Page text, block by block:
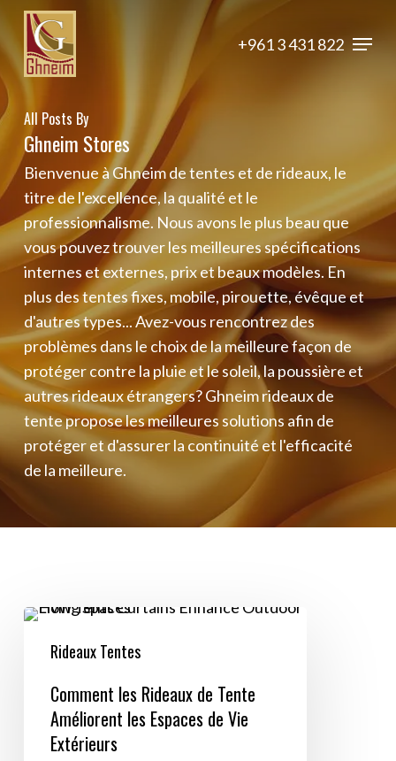
Skip
main
content
+961 3 431 822 Menu
All Posts By
Ghneim Stores
Bienvenue à Ghneim de tentes et de rideaux, le
titre de l'excellence, la qualité et le
professionnalisme. Nous avons le plus beau que
vous pouvez trouver les meilleures spécifications
internes et externes, prix et beaux modèles. En
plus des tentes fixes, mobile, pirouette, évêque et
d'autres types... Avez-vous rencontrez des
problèmes dans le choix de la meilleure façon de
protéger contre la pluie et le soleil, la poussière et
autres rideaux étrangers? Ghneim rideaux de
tente propose les meilleures solutions afin de
protéger et d'assurer la continuité et l'efficacité
de la meilleure.
Comment
Tente
Améliorent
Rideaux Tentes
Comment les Rideaux de Tente
Améliorent les Espaces de Vie
Extérieurs
Close